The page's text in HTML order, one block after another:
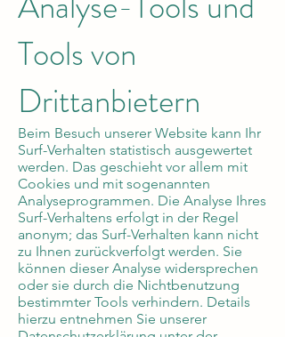
Tools von
Drittanbietern
Beim Besuch unserer Website kann Ihr
Surf-Verhalten statistisch ausgewertet
werden. Das geschieht vor allem mit
Cookies und mit sogenannten
Analyseprogrammen. Die Analyse Ihres
Surf-Verhaltens erfolgt in der Regel
anonym; das Surf-Verhalten kann nicht
zu Ihnen zurückverfolgt werden. Sie
können dieser Analyse widersprechen
oder sie durch die Nichtbenutzung
bestimmter Tools verhindern. Details
hierzu entnehmen Sie unserer